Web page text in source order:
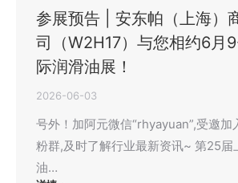
参展预告 | 安东帕（上海）
司（W2H17）与您相约6月
际润滑油展！
2026-06-03
号外！加阿元微信“rhyayuan”,受邀加
粉群,及时了解行业最新资讯~ 第25届
油…